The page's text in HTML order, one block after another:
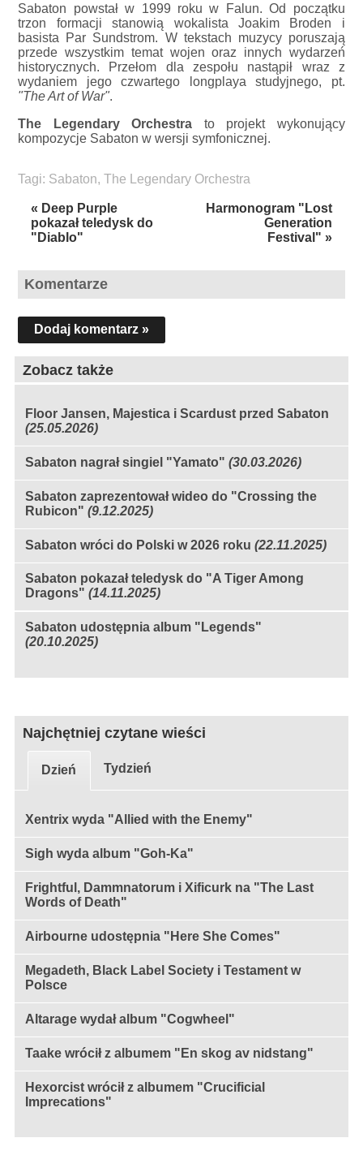
Sabaton powstał w 1999 roku w Falun. Od początku
trzon formacji stanowią wokalista Joakim Broden i
basista Par Sundstrom. W tekstach muzycy poruszają
przede wszystkim temat wojen oraz innych wydarzeń
historycznych. Przełom dla zespołu nastąpił wraz z
wydaniem jego czwartego longplaya studyjnego, pt.
"The Art of War".
The Legendary Orchestra to projekt wykonujący
kompozycje Sabaton w wersji symfonicznej.
Tagi: Sabaton,The Legendary Orchestra
« Deep Purple
pokazał teledysk do
"Diablo"
Harmonogram "Lost
Generation
Festival" »
Komentarze
Dodaj komentarz »
Zobacz także
Floor Jansen, Majestica i Scardust przed Sabaton
(25.05.2026)
Sabaton nagrał singiel "Yamato" (30.03.2026)
Sabaton zaprezentował wideo do "Crossing the
Rubicon" (9.12.2025)
Sabaton wróci do Polski w 2026 roku (22.11.2025)
Sabaton pokazał teledysk do "A Tiger Among
Dragons" (14.11.2025)
Sabaton udostępnia album "Legends"
(20.10.2025)
Najchętniej czytane wieści
Dzień Tydzień
Xentrix wyda "Allied with the Enemy"
Sigh wyda album "Goh-Ka"
Frightful, Dammnatorum i Xificurk na "The Last
Words of Death"
Airbourne udostępnia "Here She Comes"
Megadeth, Black Label Society i Testament w
Polsce
Altarage wydał album "Cogwheel"
Taake wrócił z albumem "En skog av nidstang"
Hexorcist wrócił z albumem "Crucificial
Imprecations"